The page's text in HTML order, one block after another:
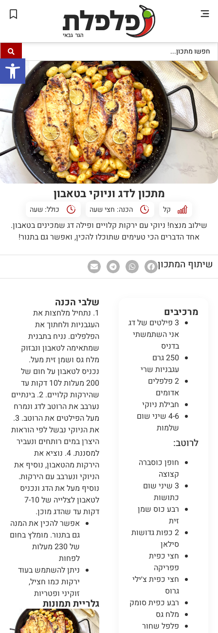
פתח
מתכון לדג וניוקי בטאבון
קל הכנה: חצי שעה כולל: שעה
שילוב מנצח! ניוקי עם ירקות קלויים ופילה דג שמכינים בטאבון.
אחד הדברים הכי טעימים שתוכלו להכין, ואפשר גם בתנור!
שיתוף המתכון
מרכיבים
3 פילטים של דג
אני השתמשתי
בדניס
250 גרם
עגבניות שרי
2 פלפלים
אדומים
חבילת ניוקי
4-6 שיני שום
שלמות
לרוטב:
חופן כוסברה
קצוצה
3 שיני שום
כתושות
רבע כוס שמן
זית
2 כפות גדושות
סילאן
חצי כפית
פפריקה
חצי כפית צ׳ילי
גרוס
רבע כפית סומק
מלח גס
פלפל שחור
שלבי הכנה
1. נתחיל מלחצות את
העגבניות ולחתוך את
הפלפלים. נניח בתבנית
שמתאימה לטאבון ונבזוק
מלח גס ושמן זית מעל.
נכניס לטאבון על חום של
200 מעלות ל10 דקות עד
שהירקות קלויים. 2. בינתיים
נערבב את הרוטב לדג ונמרח
מעל הפילטים את הרוטב. 3.
את הניוקי נבשל לפי הוראות
היצרן במים רותחים ונעביר
למסננת. 4. נוציא את
הירקות מהטאבון, נוסיף את
הניוקי ונערבב עם הירקות.
נוסיף מעל את הדג ונכניס
לטאבון לצלייה של 7-10
דקות עד שהדג מוכן.
אפשר להכין את המנה
גם בתנור. מומלץ בחום
של 230 מעלות
לפחות
ניתן להשתמש בעוד
ירקות כמו חציל,
זוקיני ופטריות
גלריית תמונות